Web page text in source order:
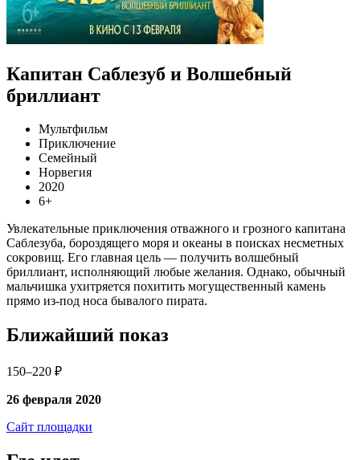
Капитан Саблезуб и Волшебный
бриллиант
Мультфильм
Приключение
Семейный
Норвегия
2020
6+
Увлекательные приключения отважного и грозного капитана
Саблезуба, бороздящего моря и океаны в поисках несметных
сокровищ. Его главная цель — получить волшебный
бриллиант, исполняющий любые желания. Однако, обычный
мальчишка ухитряется похитить могущественный камень
прямо из-под носа бывалого пирата.
Ближайший показ
150–220 ₽
26 февраля 2020
Сайт площадки